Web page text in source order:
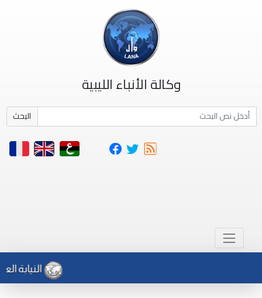
وكالة الأنباء الليبية
البحث
النيابة